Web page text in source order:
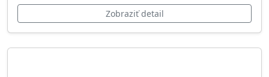
Zobraziť detail